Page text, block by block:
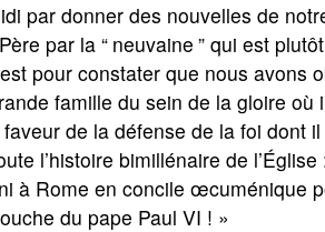
par donner des nouvelles de
par la “neuvaine ” qui est
pour constater que nous avons
famille du sein de la gloire où
de la défense de la foi dont
l’histoire bimillénaire de
à Rome en concile œcuménique
du pape Paul VI ! »